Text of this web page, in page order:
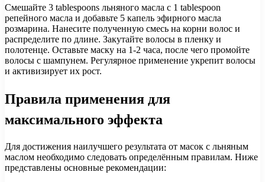
Смешайте 3 tablespoons льняного масла с 1 tablespoon
репейного масла и добавьте 5 капель эфирного масла
розмарина. Нанесите полученную смесь на корни волос и
распределите по длине. Закутайте волосы в пленку и
полотенце. Оставьте маску на 1-2 часа, после чего промойте
волосы с шампунем. Регулярное применение укрепит волосы
и активизирует их рост.
Правила применения для
максимального эффекта
Для достижения наилучшего результата от масок с льняным
маслом необходимо следовать определённым правилам. Ниже
представлены основные рекомендации: